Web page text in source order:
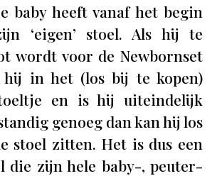
baby heeft vanaf het begin
‘eigen’ stoel. Als hij te
wordt voor de Newbornset
hij in het (los bij te kopen)
en is hij uiteindelijk
genoeg dan kan hij los
stoel zitten. Het is dus een
die zijn hele baby-, peuter-